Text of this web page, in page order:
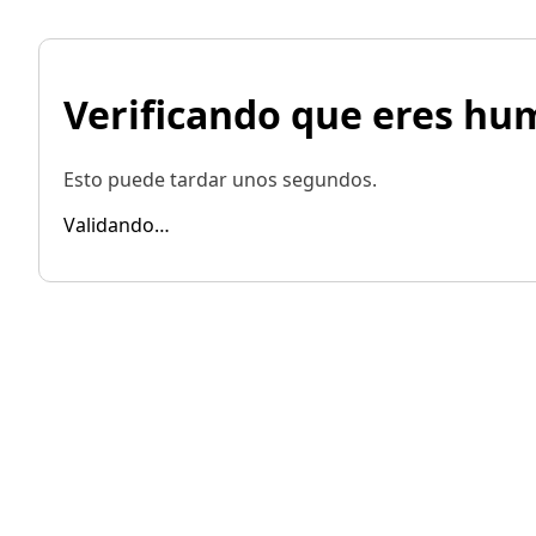
Verificando que eres
Esto puede tardar unos segundos.
Validando…